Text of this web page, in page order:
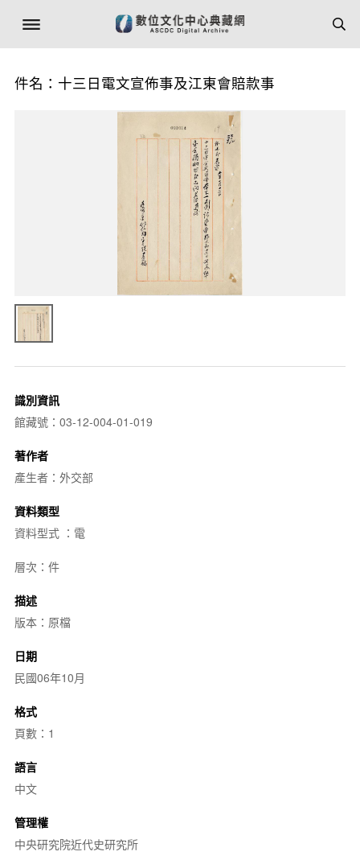
件名：十三日電文宣佈事及江東會賠款事
識別資訊
館藏號：03-12-004-01-019
著作者
產生者：外交部
資料類型
資料型式 ：電
層次：件
描述
版本：原檔
日期
民國06年10月
格式
頁數：1
語言
中文
管理權
中央研究院近代史研究所